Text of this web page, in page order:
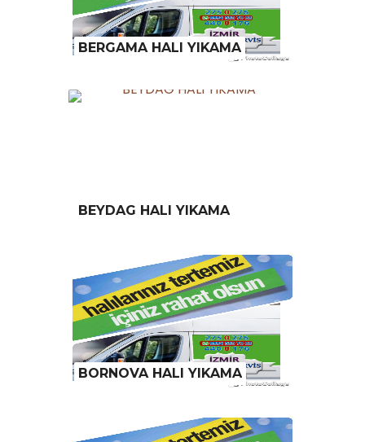
BERGAMA HALI YIKAMA
BEYDAG HALI YIKAMA
BORNOVA HALI YIKAMA